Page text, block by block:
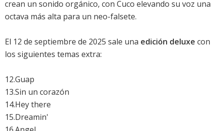
crean un sonido orgánico, con Cuco elevando su voz una
octava más alta para un neo-falsete.
El 12 de septiembre de 2025 sale una edición deluxe con
los siguientes temas extra:
12.Guap
13.Sin un corazón
14.Hey there
15.Dreamin'